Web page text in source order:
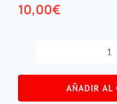
10,00€
AÑADIR AL